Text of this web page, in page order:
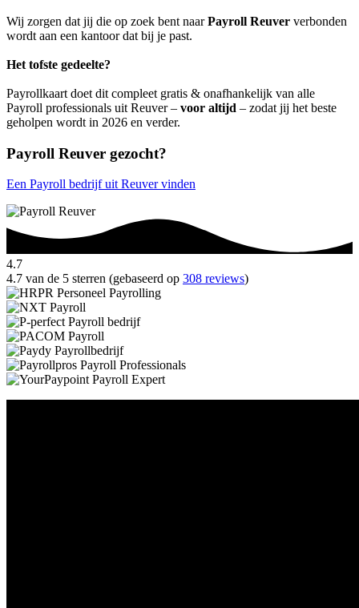
Wij zorgen dat jij die op zoek bent naarPayroll Reuver verbonden
wordt aan een kantoor dat bij je past.
Het tofste gedeelte?
Payrollkaart doet dit compleet gratis & onafhankelijk van alle
Payroll professionals uit Reuver – voor altijd – zodat jij het beste
geholpen wordt in 2026 en verder.
Payroll Reuver gezocht?
Een Payroll bedrijf uit Reuver vinden
4.7
4.7 van de 5 sterren (gebaseerd op 308 reviews)